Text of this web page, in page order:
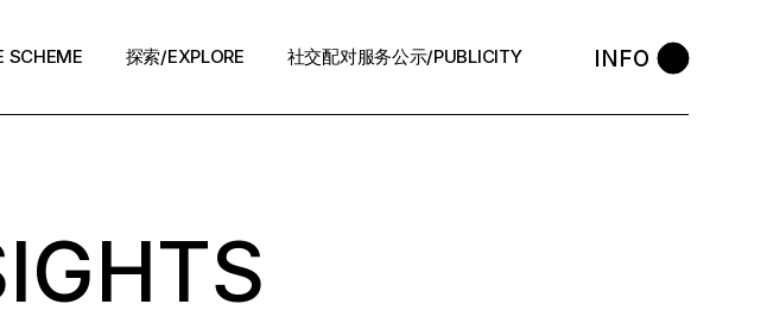
SCHEME 探索/EXPLORE 社交配对服务公示/PUBLICITY INFO